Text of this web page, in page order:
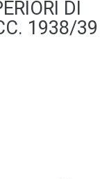
DI
1938/39